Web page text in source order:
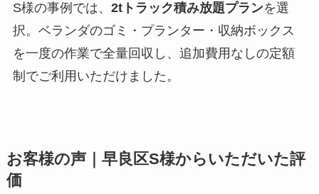
S様の事例では、 2tトラック積み放題プランを選
択。ベランダのゴミ・プランター・収納ボックス
を一度の作業で全量回収し、追加費用なしの定額
制でご利用いただけました。
お客様の声｜早良区S様からいただいた評
価